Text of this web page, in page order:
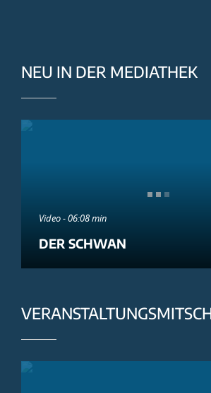
NEU IN DER MEDIATHEK
Video - 06:08 min
DER SCHWAN